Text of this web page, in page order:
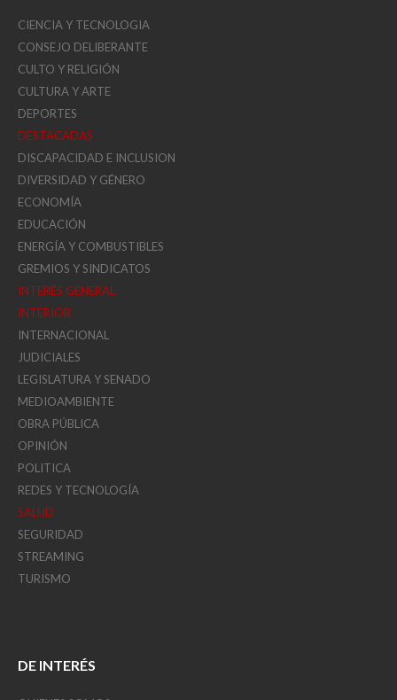
CIENCIA Y TECNOLOGIA
CONSEJO DELIBERANTE
CULTO Y RELIGIÓN
CULTURA Y ARTE
DEPORTES
DESTACADAS
DISCAPACIDAD E INCLUSION
DIVERSIDAD Y GÉNERO
ECONOMÍA
EDUCACIÓN
ENERGÍA Y COMBUSTIBLES
GREMIOS Y SINDICATOS
INTERÉS GENERAL
INTERIOR
INTERNACIONAL
JUDICIALES
LEGISLATURA Y SENADO
MEDIOAMBIENTE
OBRA PÚBLICA
OPINIÓN
POLITICA
REDES Y TECNOLOGÍA
SALUD
SEGURIDAD
STREAMING
TURISMO
DE INTERÉS